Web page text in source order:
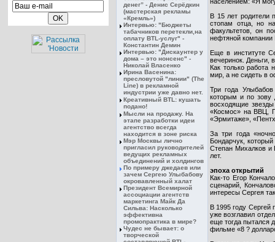
денег” - Денис Серёдкин
(мастерская рекламы
«Кремль»)
Интервью: "Бюджеты
табачников перетекли,на
оплату BTL-услуг" -
Константин Демин
Интервью: "Дискаунтер у
дома – это нонсенс" -
Николай Власенко
Ирина Васенина:
пресловутой "линии" (The
Line) в рекламной
индустрии уже давно нет.
Креативный BTL: кушать
подано!
Мысли на продажу. На
этапе разработки идеи
агентство всегда
находится в зоне риска
Мэр Москвы лично
пригласил руководителей
ведущих рекламных
объединений и холдингов
По примеру джедаев или
зачем Сергею Улыбабову
окровавленный халат
Президент Всемирной
ассоциации агентств
маркетинга Майк Да
Сильва: Насколько
эффективна
промопрактика в мире?
Чудес не бывает: о
творческой
В 15 лет родители
стопам отца, но
факультетов, он
нефтяной компании
Еще в институте
вечеринок. Деньги,
Как только работа
мир, а не сидеть в
Три года
которым и по зову
восходящие
«Космос» на ВВЦ,
«Эрмитаже»,
За три года
Бондарчук,
Степан Михалков и
лет.
эпоха открытий
Как-то Егор
сценарий,
интересы Сергея
В 1995 году Сергей
уже возглавил
еще тогда пытался
фильме «8 ?